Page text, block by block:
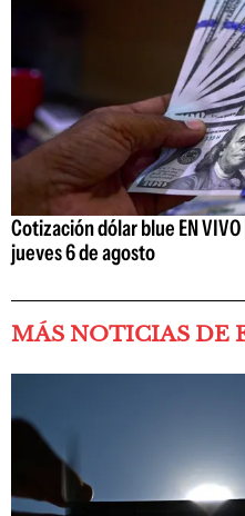
Cotización dólar blue EN
jueves 6 de agosto
MÁS NOTICIAS DE